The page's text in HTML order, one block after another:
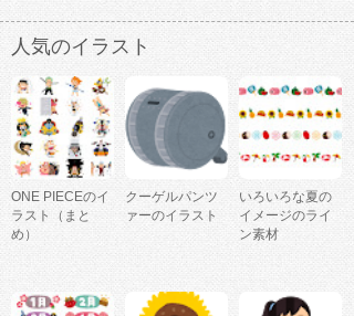
人気のイラスト
ONE PIECEのイ
ラスト（まと
め）
クーゲルパンツ
ァーのイラスト
いろいろな夏の
イメージのライ
ン素材